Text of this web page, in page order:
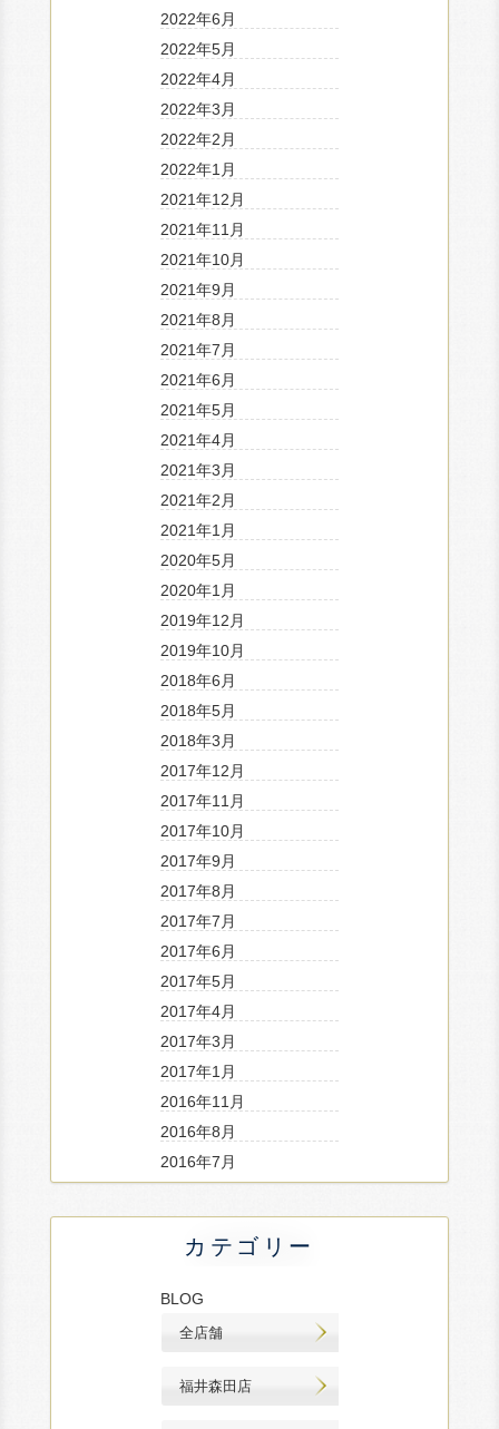
2022年6月
2022年5月
2022年4月
2022年3月
2022年2月
2022年1月
2021年12月
2021年11月
2021年10月
2021年9月
2021年8月
2021年7月
2021年6月
2021年5月
2021年4月
2021年3月
2021年2月
2021年1月
2020年5月
2020年1月
2019年12月
2019年10月
2018年6月
2018年5月
2018年3月
2017年12月
2017年11月
2017年10月
2017年9月
2017年8月
2017年7月
2017年6月
2017年5月
2017年4月
2017年3月
2017年1月
2016年11月
2016年8月
2016年7月
カテゴリー
BLOG
全店舗
福井森田店